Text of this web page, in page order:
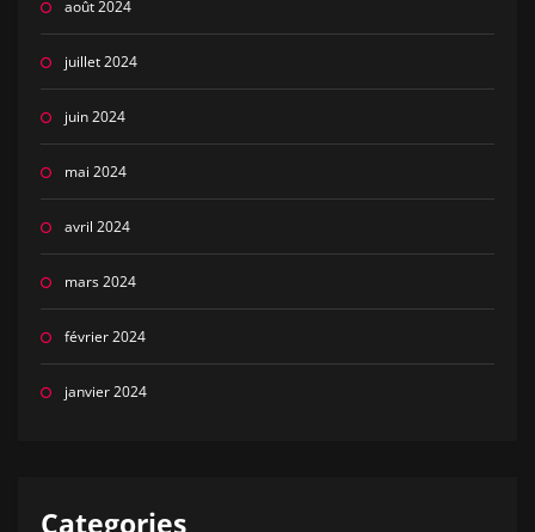
août 2024
juillet 2024
juin 2024
mai 2024
avril 2024
mars 2024
février 2024
janvier 2024
Categories